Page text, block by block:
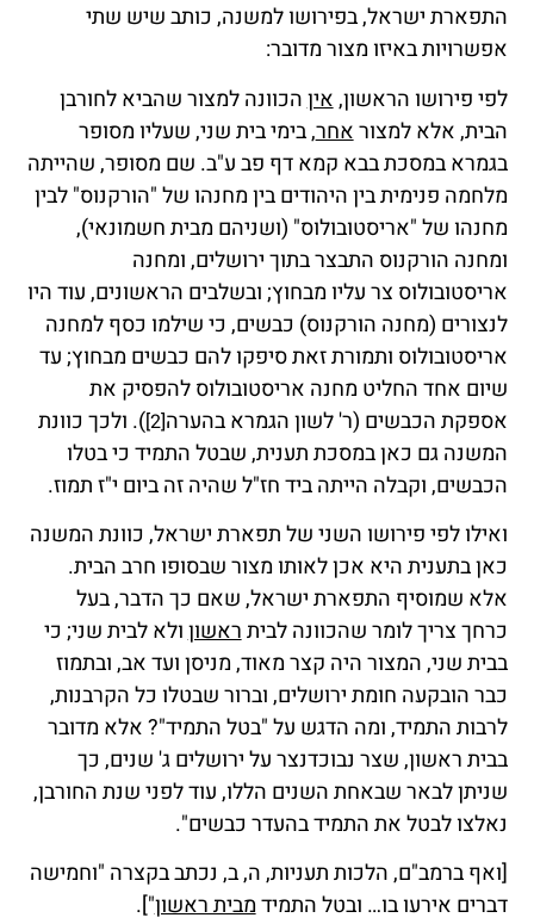
התפארת ישראל, בפירושו למשנה, כותב שיש שתי
אפשרויות באיזו מצור מדובר:
לפי פירושו הראשון,איןהכוונה למצור שהביא לחורבן
הבית, אלא למצוראחר, בימי בית שני, שעליו מסופר
בגמרא במסכת בבא קמא דף פב ע"ב. שם מסופר, שהייתה
מלחמה פנימית בין היהודים בין מחנהו של "הורקנוס" לבין
מחנהו של "אריסטובולוס" (ושניהם מבית חשמונאי),
ומחנה הורקנוס התבצר בתוך ירושלים, ומחנה
אריסטובולוס צר עליו מבחוץ; ובשלבים הראשונים, עוד היו
לנצורים (מחנה הורקנוס) כבשים, כי שילמו כסף למחנה
אריסטובולוס ותמורת זאת סיפקו להם כבשים מבחוץ; עד
שיום אחד החליט מחנה אריסטובולוס להפסיק את
אספקת הכבשים (ר' לשון הגמרא בהערה[2] ). ולכך כוונת
המשנה גם כאן במסכת תענית, שבטל התמיד כי בטלו
הכבשים, וקבלה הייתה ביד חז"ל שהיה זה ביום י"ז תמוז.
ואילו לפי פירושו השני של תפארת ישראל, כוונת המשנה
כאן בתענית היא אכן לאותו מצור שבסופו חרב הבית.
אלא שמוסיף התפארת ישראל, שאם כך הדבר, בעל
כרחך צריך לומר שהכוונה לביתראשוןולא לבית שני; כי
בבית שני, המצור היה קצר מאוד, מניסן ועד אב, ובתמוז
כבר הובקעה חומת ירושלים, וברור שבטלו כל הקרבנות,
לרבות התמיד, ומה הדגש על "בטל התמיד"? אלא מדובר
בבית ראשון, שצר נבוכדנצר על ירושלים ג' שנים, כך
שניתן לבאר שבאחת השנים הללו, עוד לפני שנת החורבן,
נאלצו לבטל את התמיד בהעדר כבשים".
[ואף ברמב"ם, הלכות תעניות, ה, ב, נכתב בקצרה "וחמישה
דברים אירעו בו… ובטל התמידמבית ראשון"].